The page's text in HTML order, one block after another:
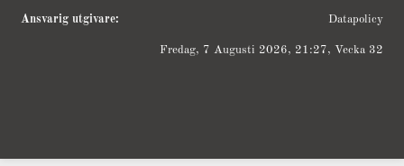
Ansvarig utgivare: Datapolicy
Fredag, 7 Augusti 2026, 21:27, Vecka 32